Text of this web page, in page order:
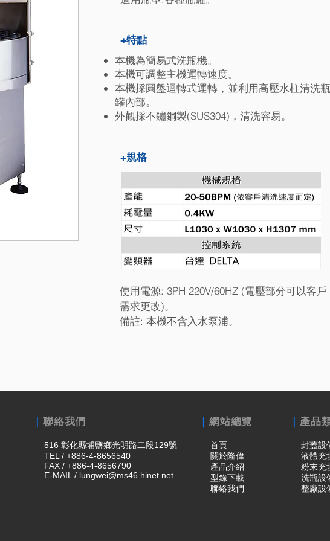
+特點
本機為簡易式洗瓶機。
本機可調整主機運轉速度。
本機採圓盤迴轉式運轉，並利用高壓水柱清洗瓶
罐內部。
外觀採不鏽鋼製(SUS304)，清洗容易。
+規格
使用電源: 3PH 220V/60HZ (電壓部分可以客戶
需求更改)。
備註: 本機不含入水泵浦。
聯絡我們 網站總覽
516 彰化縣埔鹽鄉光明路二段129號
TEL / +886-4-8656540
FAX / +886-4-8656790
E-MAIL / lungwei@ms46.hinet.net
首頁
關於隆偉
產品介紹
型錄下載
聯絡我們
產品
封蓋設
液體充
粉末充
洗瓶設
整廠設